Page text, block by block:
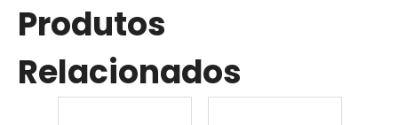
Produtos
Relacionados